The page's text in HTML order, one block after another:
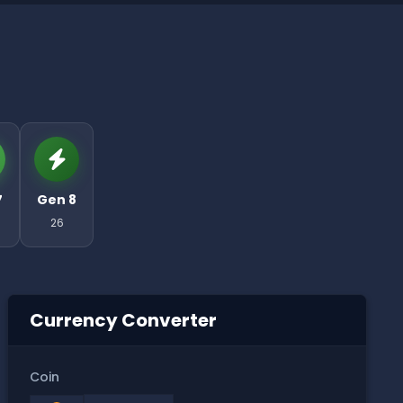
Gen 8
26
Currency Converter
Coin